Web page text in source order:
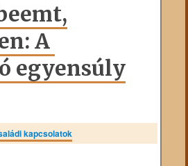
A
egyensúly
kapcsolatok